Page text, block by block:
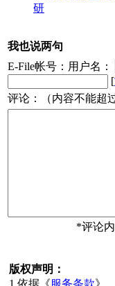
研
我也说两句
E-File帐号：用户名：
[
评论：（内容不能超
*评论
版权声明：
1.依据《服务条款》